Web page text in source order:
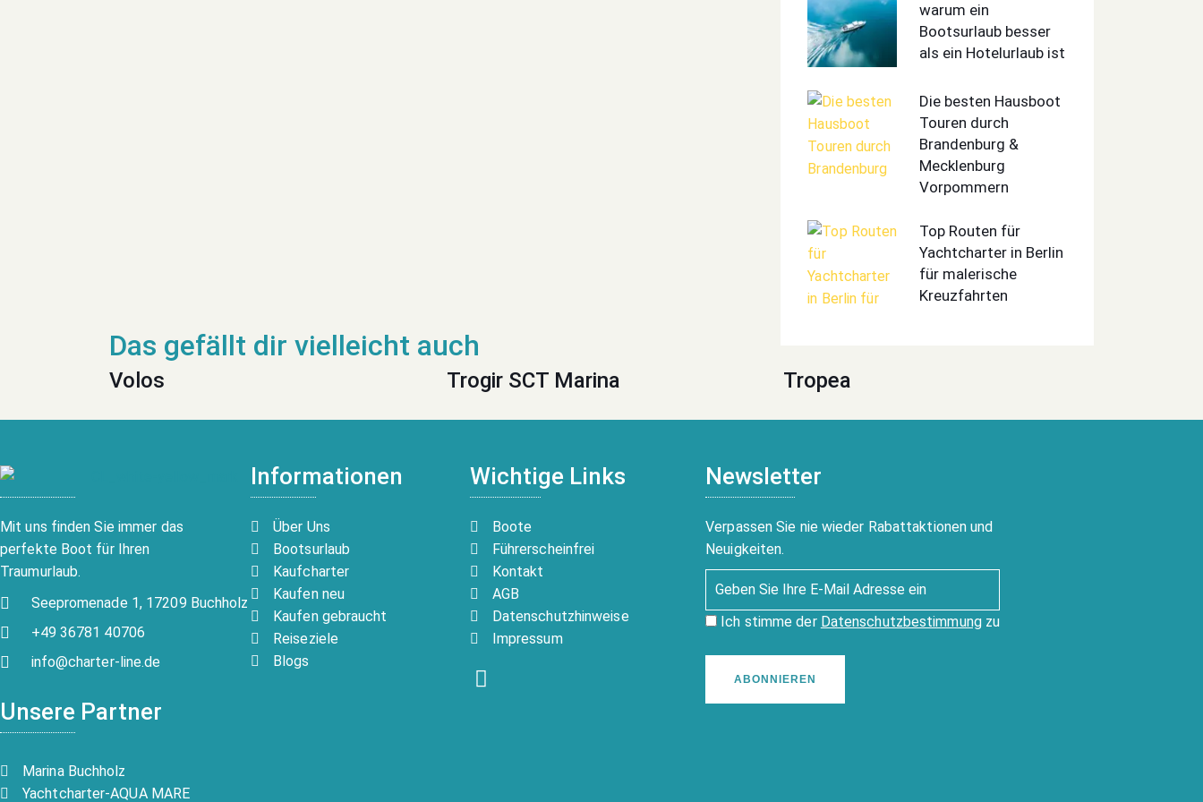
warum ein
Bootsurlaub besser
als ein Hotelurlaub ist
Die besten Hausboot
Touren durch
Brandenburg &
Mecklenburg
Vorpommern
Top Routen für
Yachtcharter in Berlin
für malerische
Kreuzfahrten
Volos Trogir SCT Marina Tropea
Mit uns finden Sie immer das
perfekte Boot für Ihren
Traumurlaub.
Seepromenade 1, 17209 Buchholz
+49 36781 40706
info@charter-line.de
Unsere Partner
Marina Buchholz
Yachtcharter-AQUA MARE
Informationen
Über Uns
Bootsurlaub
Kaufcharter
Kaufen neu
Kaufen gebraucht
Reiseziele
Blogs
Wichtige Links
Boote
Führerscheinfrei
Kontakt
AGB
Datenschutzhinweise
Impressum
Newsletter
Verpassen Sie nie wieder Rabattaktionen und
Neuigkeiten.
Ich stimme der Datenschutzbestimmungzu
ABONNIEREN